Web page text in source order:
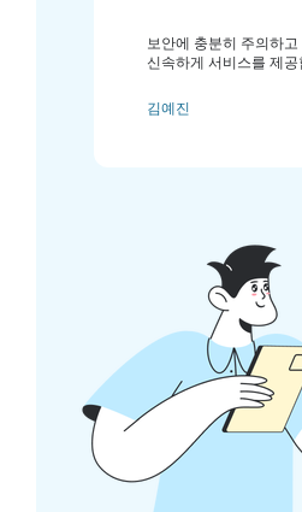
보안에 충분히 주의하
신속하게 서비스를 제공
김예진